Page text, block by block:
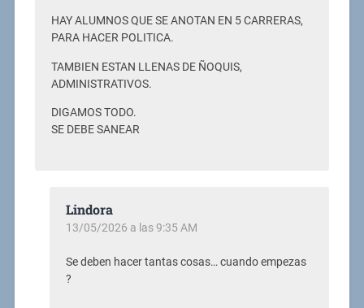
HAY ALUMNOS QUE SE ANOTAN EN 5 CARRERAS,
PARA HACER POLITICA.
TAMBIEN ESTAN LLENAS DE ÑOQUIS,
ADMINISTRATIVOS.
DIGAMOS TODO.
SE DEBE SANEAR
Lindora
13/05/2026 a las 9:35 AM
Se deben hacer tantas cosas… cuando empezas
?